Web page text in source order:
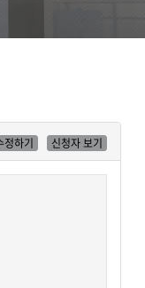
정하기 신청자 보기